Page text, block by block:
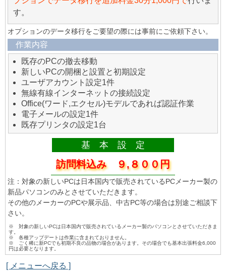
す。
オプションのデータ移行をご要望の際には事前にご依頼下さい。
作業内容
既存のPCの撤去移動
新しいPCの開梱と設置と初期設定
ユーザアカウント設定1件
無線有線インターネットの接続設定
Office(ワード,エクセル)モデルであれば認証作業
電子メールの設定1件
既存プリンタの設定1台
基 本 設 定
訪問料込み ９,８００円
注：対象の新しいPCは日本国内で販売されているPCメーカー製の
新品パソコンのみとさせていただきます。
その他のメーカーのPCや展示品、中古PC等の場合は別途ご相談下
さい。
※ 対象の新しいPCは日本国内で販売されているメーカー製のパソコンとさせていただきま
す。
※ 各種アップデートは作業に含まれておりません。
※ ごく稀に新PCでも初期不良の品物の場合があります。その場合でも基本出張料金6,000
円は必要となります。
[ メニューへ戻る ]